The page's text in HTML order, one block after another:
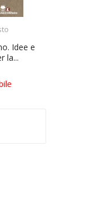
Idee e
la...